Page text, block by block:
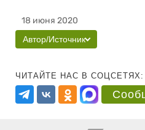
18 июня 2020
Автор/Источник
ЧИТАЙТЕ НАС В СОЦСЕТЯХ: